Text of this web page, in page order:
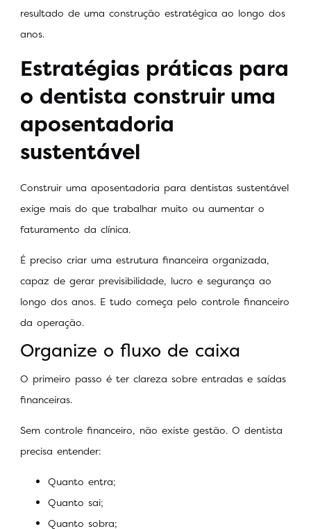
resultado de uma construção estratégica ao longo dos
anos.
Estratégias práticas para
o dentista construir uma
aposentadoria
sustentável
Construir uma aposentadoria para dentistas sustentável
exige mais do que trabalhar muito ou aumentar o
faturamento da clínica.
É preciso criar uma estrutura financeira organizada,
capaz de gerar previsibilidade, lucro e segurança ao
longo dos anos. E tudo começa pelo controle financeiro
da operação.
Organize o fluxo de caixa
O primeiro passo é ter clareza sobre entradas e saídas
financeiras.
Sem controle financeiro, não existe gestão. O dentista
precisa entender:
Quanto entra;
Quanto sai;
Quanto sobra;